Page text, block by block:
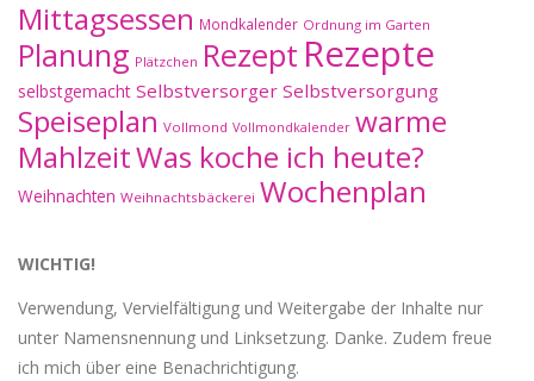
Mittagsessen Mondkalender Ordnung im Garten
Planung Plätzchen Rezept Rezepte
selbstgemacht Selbstversorger Selbstversorgung
Speiseplan Vollmond Vollmondkalender warme
MahlzeitWas koche ich heute?
Weihnachten Weihnachtsbäckerei Wochenplan
WICHTIG!
Verwendung, Vervielfältigung und Weitergabe der Inhalte nur
unter Namensnennung und Linksetzung. Danke. Zudem freue
ich mich über eine Benachrichtigung.